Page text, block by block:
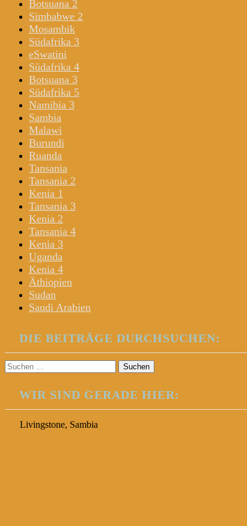
Botsuana 2
Simbabwe 2
Mosambik
Südafrika 3
eSwatini
Südafrika 4
Botsuana 3
Südafrika 5
Namibia 3
Sambia
Malawi
Burundi
Ruanda
Tansania
Tansania 2
Kenia 1
Tansania 3
Kenia 2
Tansania 4
Kenia 3
Uganda
Kenia 4
Äthiopien
Sudan
Saudi Arabien
DIE BEITRÄGE DURCHSUCHEN:
Suchen
nach:
WIR SIND GERADE HIER:
Livingstone, Sambia